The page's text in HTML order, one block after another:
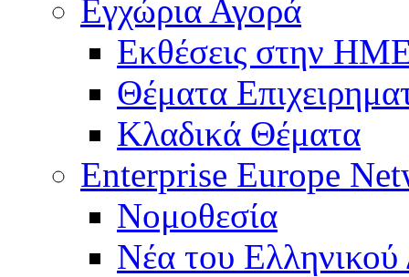
Εγχώρια Αγορά
Εκθέσεις στην
Θέματα
Κλαδικά Θέματα
Enterprise Europe
Νομοθεσία
Νέα του Ελληνικού